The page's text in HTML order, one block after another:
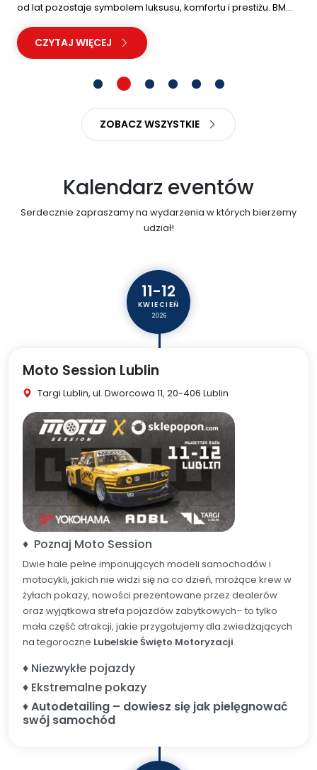
od lat pozostaje symbolem luksusu, komfortu i prestiżu. BMW
CZYTAJ WIĘCEJ
ZOBACZ WSZYSTKIE
Kalendarz eventów
Serdecznie zapraszamy na wydarzenia w których bierzemy
udział!
11-12
KWIECIEŃ
2026
Moto Session Lublin
Targi Lublin, ul. Dworcowa 11, 20-406 Lublin
♦ Poznaj Moto Session
Dwie hale pełne imponujących modeli samochodów i
motocykli, jakich nie widzi się na co dzień, mrożące krew w
żyłach pokazy, nowości prezentowane przez dealerów
oraz wyjątkowa strefa pojazdów zabytkowych– to tylko
mała część atrakcji, jakie przygotujemy dla zwiedzających
na tegoroczne Lubelskie Święto Motoryzacji.
♦ Niezwykłe pojazdy
♦ Ekstremalne pokazy
♦Autodetailing – dowiesz się jak pielęgnować
swój samochód